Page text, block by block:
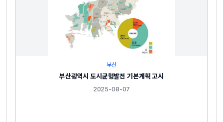
부산
부산광역시 도시균형발전 기본계획 고시
2025-08-07